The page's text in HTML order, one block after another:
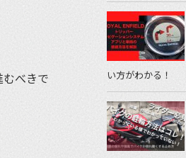
べきで
い方がわかる！